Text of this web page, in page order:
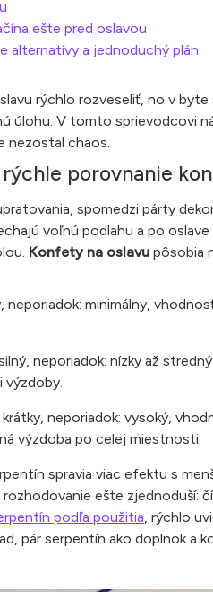
ešte pred oslavou
alternatívy a jednoduchý plán
rýchlo rozveseliť, no v
úlohu. V tomto sprievodcovi
nezostal chaos.
porovnanie
spomedzi párty
voľnú podlahu a po
Konfety na oslavu pôsobia
minimálny,
neporiadok: nízky až
výzdoby.
neporiadok: vysoký,
výzdoba po celej miestnosti.
spravia viac efektu s
ešte zjednoduší:
podľa použitia , rýchlo
pár serpentín ako doplnok a